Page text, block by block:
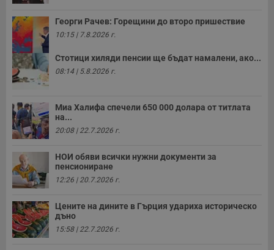
Георги Рачев: Горещини до второ пришествие
10:15 | 7.8.2026 г.
Стотици хиляди пенсии ще бъдат намалени, ако...
08:14 | 5.8.2026 г.
Миа Халифа спечели 650 000 долара от титлата
на...
20:08 | 22.7.2026 г.
НОИ обяви всички нужни документи за
пенсиониране
12:26 | 20.7.2026 г.
Цените на дините в Гърция удариха историческо
дъно
15:58 | 22.7.2026 г.